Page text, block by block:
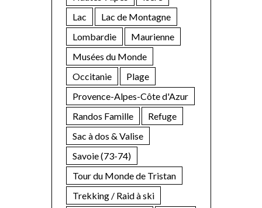
Lac
Lac de Montagne
Lombardie
Maurienne
Musées du Monde
Occitanie
Plage
Provence-Alpes-Côte d'Azur
Randos Famille
Refuge
Sac à dos & Valise
Savoie (73-74)
Tour du Monde de Tristan
Trekking / Raid à ski